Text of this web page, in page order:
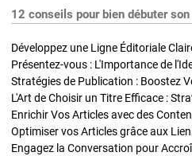
12 conseils pour bien débuter
Développez une Ligne Éditoriale
Présentez-vous : L'Importance de
L'Art de Choisir un Titre Efficace :
Optimiser vos Articles grâce aux
Engagez la Conversation pour